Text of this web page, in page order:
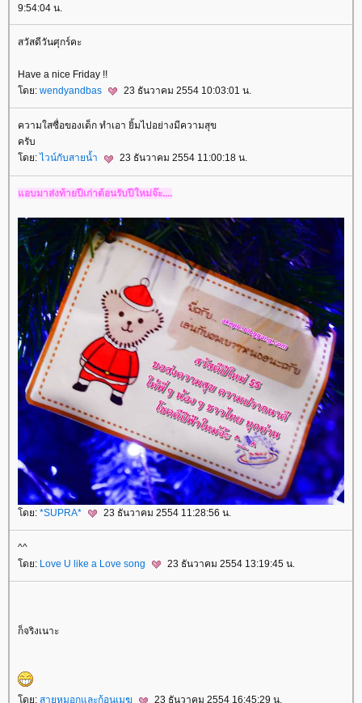
9:54:04 น.
สวัสดีวันศุกร์คะ
Have a nice Friday !!
ดย: wendyandbas 23 ธันวาคม 2554 10:03:01 น.
ความใสซื่อของเด็ก ทำเอา ยิ้มไปอย่างมีความสุข
ครับ
ดย: ไวน์กับสายน้ำ 23 ธันวาคม 2554 11:00:18 น.
อบมาส่งท้ายปีเก่าต้อนรับปีใหม่จ๊ะ....
ดย: *SUPRA* 23 ธันวาคม 2554 11:28:56 น.
^^
ดย: Love U like a Love song 23 ธันวาคม 2554 13:19:45 น.
ก็จริงเนาะ
ดย: สายหมอกและก้อนเมฆ 23 ธันวาคม 2554 16:45:29 น.